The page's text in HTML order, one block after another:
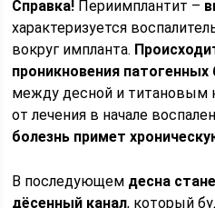
Справка! Периимплантит –
характеризуется
вокруг импланта.
проникновения патогенных
между десной и титановым
от лечения в начале
болезнь примет
В последующем десна
дёсенный канал, который